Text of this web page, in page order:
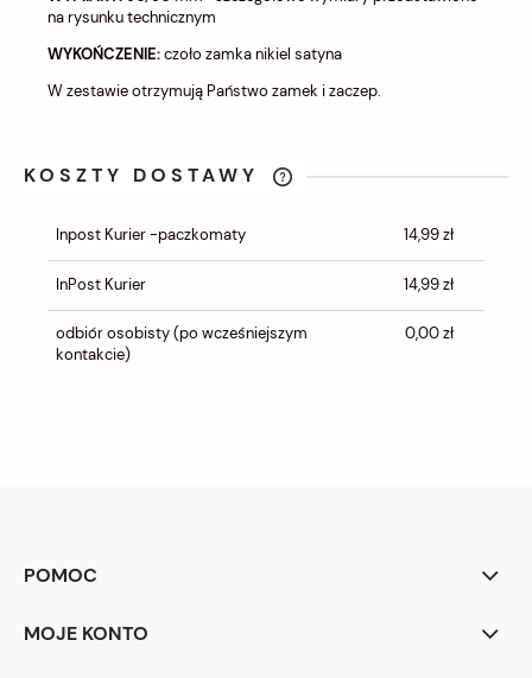
na rysunku technicznym
WYKOŃCZENIE:czoło zamka nikiel satyna
W zestawie otrzymują Państwo zamek i zaczep.
KOSZTY DOSTAWY
KOSZTÓW PŁATNOŚCI
Inpost Kurier -paczkomaty 14,99 zł
InPost Kurier 14,99 zł
odbiór osobisty(po wcześniejszym
kontakcie)
0,00 zł
POMOC
MOJE KONTO